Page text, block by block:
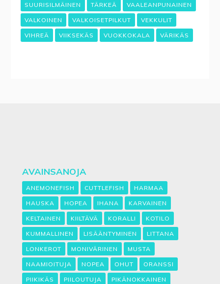
SUURISILMÄINEN TÄRKEÄ VAALEANPUNAINEN
VALKOINEN VALKOISETPILKUT VEKKULIT
VIHREÄ VIIKSEKÄS VUOKKOKALA VÄRIKÄS
AVAINSANOJA
ANEMONEFISH CUTTLEFISH HARMAA
HAUSKA HOPEA IHANA KARVAINEN
KELTAINEN KIILTÄVÄ KORALLI KOTILO
KUMMALLINEN LISÄÄNTYMINEN LITTANA
LONKEROT MONIVÄRINEN MUSTA
NAAMIOITUJA NOPEA OHUT ORANSSI
PIIKIKÄS PIILOUTUJA PIKÄNOKKAINEN